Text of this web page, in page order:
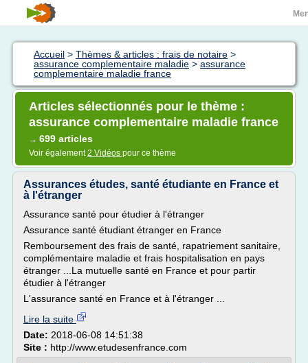
Accueil > Thèmes & articles : frais de notaire >
assurance complementaire maladie > assurance
complementaire maladie france
Articles sélectionnés pour le thème :
assurance complementaire maladie france
→ 699 articles
Voir également2 Vidéos pour ce thème
Assurances études, santé étudiante en France et
à l'étranger
Assurance santé pour étudier à l'étranger
Assurance santé étudiant étranger en France
Remboursement des frais de santé, rapatriement sanitaire,
complémentaire maladie et frais hospitalisation en pays
étranger ...La mutuelle santé en France et pour partir
étudier à l'étranger
L'assurance santé en France et à l'étranger ...
Lire la suite
Date: 2018-06-08 14:51:38
Site : http://www.etudesenfrance.com